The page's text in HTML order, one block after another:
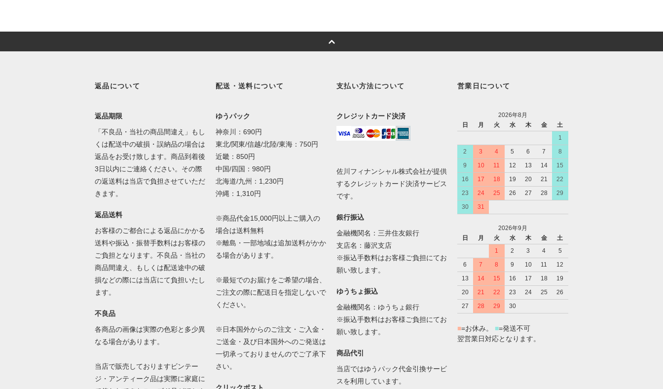
返品について
返品期限
「不良品・当社の商品間違え」もし
くは配送中の破損・誤納品の場合は
返品をお受け致します。商品到着後
3日以内にご連絡ください。その際
の返送料は当店で負担させていただ
きます。
返品送料
お客様のご都合による返品にかかる
送料や振込・振替手数料はお客様の
ご負担となります。不良品・当社の
商品間違え、もしくは配送途中の破
損などの際には当店にて負担いたし
ます。
不良品
各商品の画像は実際の色彩と多少異
なる場合があります。
当店で販売しておりますビンテー
ジ・アンティーク品は実際に家庭に
配送・送料について
ゆうパック
神奈川：690円
東北/関東/信越/北陸/東海：750円
近畿：850円
中国/四国：980円
北海道/九州：1,230円
沖縄：1,310円
※商品代金15,000円以上ご購入の
場合は送料無料
※離島・一部地域は追加送料がかか
る場合があります。
※最短でのお届けをご希望の場合、
ご注文の際に配送日を指定しないで
ください。
※日本国外からのご注文・ご入金・
ご送金・及び日本国外へのご発送は
一切承っておりませんのでご了承下
さい。
支払い方法について
クレジットカード決済
佐川フィナンシャル株式会社が提供
するクレジットカード決済サービス
です。
銀行振込
金融機関名：三井住友銀行
支店名：藤沢支店
※振込手数料はお客様ご負担にてお
願い致します。
ゆうちょ振込
金融機関名：ゆうちょ銀行
※振込手数料はお客様ご負担にてお
願い致します。
商品代引
当店ではゆうパック代金引換サービ
スを利用しています。
営業日について
2026年8月
日
月 火 水 木 金
土
1
2
3 4 5 6 7
8
9
10 11 12 13 14
15
16
17 18 19 20 21
22
23
24 25 26 27 28
29
30
31
2026年9月
日
月 火 水 木 金
土
1
2 3 4
5
6
7 8 9 10 11
12
13
14 15 16 17 18
19
20
21 22 23 24 25
26
27
28 29 30
■=お休み。 ■=発送不可
翌営業日対応となります。